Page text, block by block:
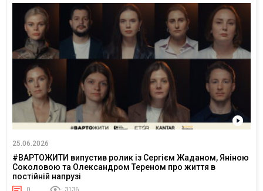
25.06.2026
#ВАРТОЖИТИ випустив ролик із Сергієм Жаданом, Яніною
Соколовою та Олександром Тереном про життя в
постійній напрузі